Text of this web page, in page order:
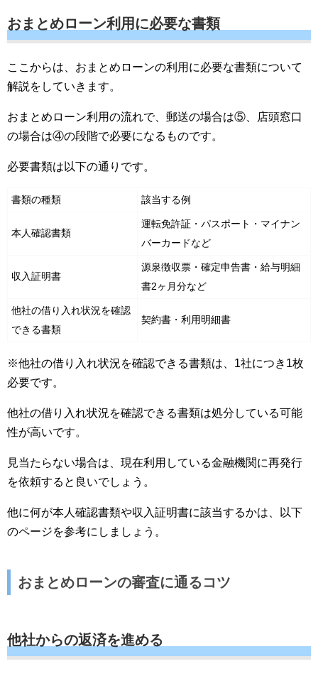
おまとめローン利用に必要な書類
ここからは、おまとめローンの利用に必要な書類について
解説をしていきます。
おまとめローン利用の流れで、郵送の場合は⑤、店頭窓口
の場合は④の段階で必要になるものです。
必要書類は以下の通りです。
書類の種類 該当する例
本人確認書類
運転免許証・パスポート・マイナン
バーカードなど
収入証明書
源泉徴収票・確定申告書・給与明細
書2ヶ月分など
他社の借り入れ状況を確認
できる書類
契約書・利用明細書
※他社の借り入れ状況を確認できる書類は、1社につき1枚
必要です。
他社の借り入れ状況を確認できる書類は処分している可能
性が高いです。
見当たらない場合は、現在利用している金融機関に再発行
を依頼すると良いでしょう。
他に何が本人確認書類や収入証明書に該当するかは、以下
のページを参考にしましょう。
おまとめローンの審査に通るコツ
他社からの返済を進める